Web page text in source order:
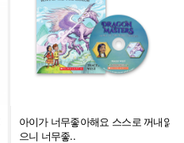
아이가 너무좋아해요 스스로 꺼내읽
으니 너무좋..